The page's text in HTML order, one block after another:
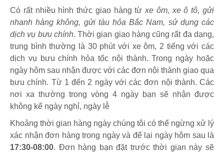
Có rất nhiều hình thức giao hàng từxe ôm, xe ô tô, gửi
nhanh hàng không, gửi tàu hỏa Bắc Nam, sử dụng các
dịch vụ bưu chính. Thời gian giao hàng cũng rất đa dạng,
trung bình thường là 30 phút với xe ôm, 2 tiếng với các
dịch vụ bưu chính hỏa tốc nội thành. Trong ngày hoặc
ngày hôm sau nhận được với các đơn nội thành giao qua
bưu chính. Từ 1 đến 2 ngày với các đơn nội thành. Các
nơi xa thường trong vòng 4 ngày bạn sẽ nhận được
không kể ngày nghỉ, ngày lễ
Khoảng thời gian hàng ngày chúng tôi có thể ngừng xử lý
xác nhận đơn hàng trong ngày và để lại ngày hôm sau là
17:30-08:00. Đơn hàng bạn đặt trước thời gian này sẽ